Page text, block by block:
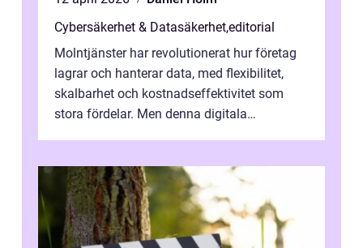
Cybersäkerhet & Datasäkerhet,editorial
Molntjänster har revolutionerat hur företag
lagrar och hanterar data, med flexibilitet,
skalbarhet och kostnadseffektivitet som
stora fördelar. Men denna digitala